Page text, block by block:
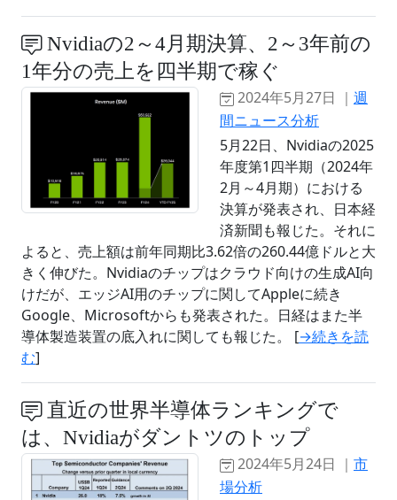
Nvidiaの2～4月期決算、2～3年前の
1年分の売上を四半期で稼ぐ
2024年5月27日 ｜ 週
間ニュース分析
5月22日、Nvidiaの2025
年度第1四半期（2024年
2月～4月期）における
決算が発表され、日本経
済新聞も報じた。それに
よると、売上額は前年同期比3.62倍の260.44億ドルと大
きく伸びた。Nvidiaのチップはクラウド向けの生成AI向
けだが、エッジAI用のチップに関してAppleに続き
Google、Microsoftからも発表された。日経はまた半
導体製造装置の底入れに関しても報じた。 [→続きを読
む]
直近の世界半導体ランキングで
は、Nvidiaがダントツのトップ
2024年5月24日 ｜ 市
場分析